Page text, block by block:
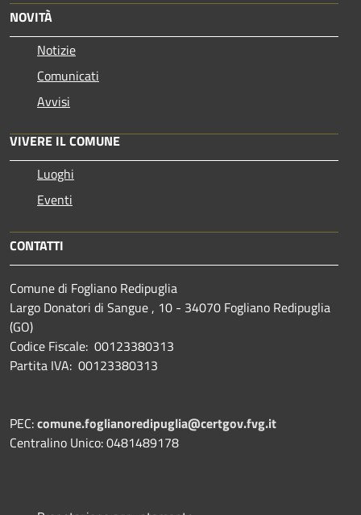
NOVITÀ
Notizie
Comunicati
Avvisi
VIVERE IL COMUNE
Luoghi
Eventi
CONTATTI
Comune di Fogliano Redipuglia
Largo Donatori di Sangue , 10 - 34070 Fogliano Redipuglia
(GO)
Codice Fiscale: 00123380313
Partita IVA: 00123380313
PEC:comune.foglianoredipuglia@certgov.fvg.it
Centralino Unico: 0481489178